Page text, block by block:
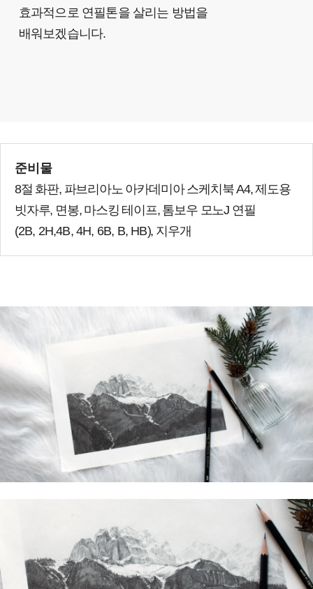
효과적으로 연필톤을 살리는 방법을
배워보겠습니다.
준비물
8절 화판, 파브리아노 아카데미아 스케치북 A4, 제도용
빗자루, 면봉, 마스킹 테이프, 톰보우 모노J 연필
(2B, 2H,4B,4H, 6B, B, HB), 지우개